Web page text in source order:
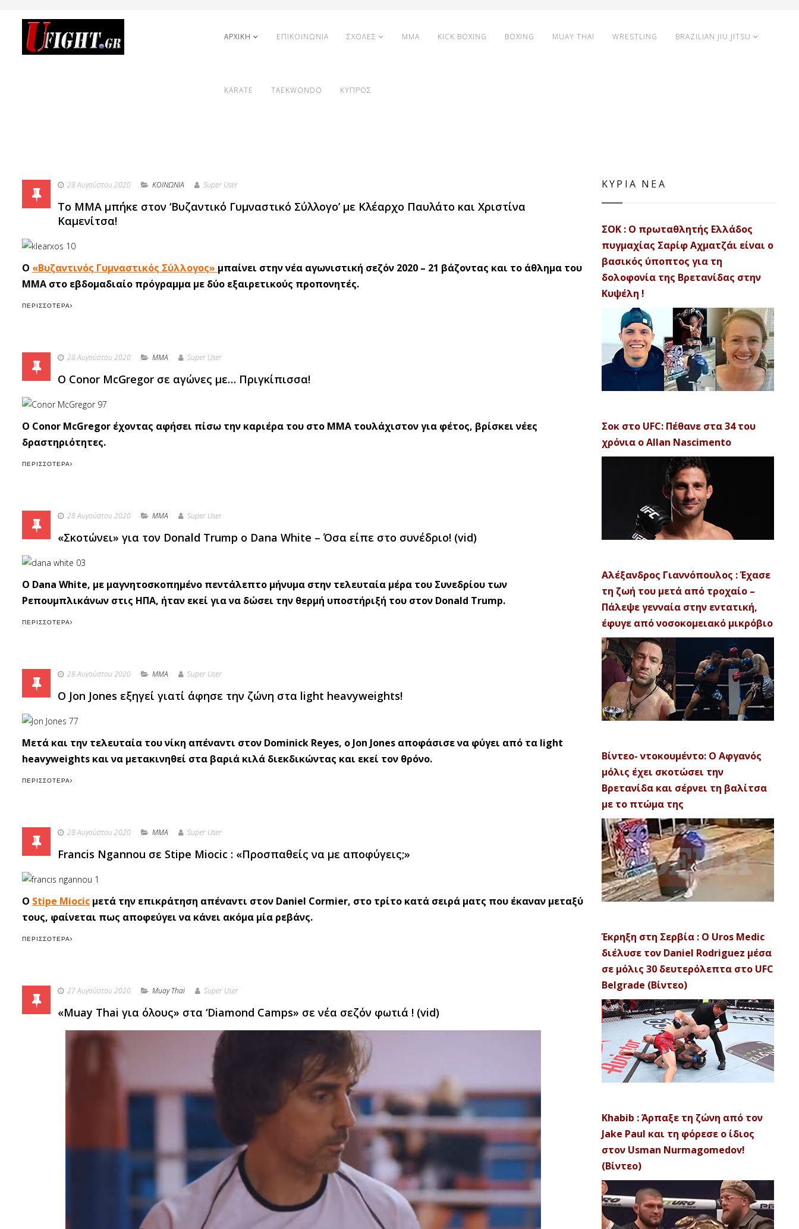
ΑΡΧΙΚΗ ΕΠΙΚΟΙΝΩΝΙΑ ΣΧΟΛΕΣ MMA KICK BOXING BOXING MUAY THAI WRESTLING BRAZILIAN JIU JITSU
KARATE TAEKWONDO ΚΥΠΡΟΣ
28 Αυγούστου 2020 ΚΟΙΝΩΝΙΑ Super User
Το ΜΜΑ μπήκε στον ‘Βυζαντικό Γυμναστικό Σύλλογο’ με Κλέαρχο Παυλάτο και Χριστίνα
Καμενίτσα!
Ο «Βυζαντινός Γυμναστικός Σύλλογος» μπαίνει στην νέα αγωνιστική σεζόν 2020 – 21 βάζοντας και το άθλημα του
ΜΜΑ στο εβδομαδιαίο πρόγραμμα με δύο εξαιρετικούς προπονητές.
ΠΕΡΙΣΣΌΤΕΡΑ
28 Αυγούστου 2020 MMA Super User
O Conor McGregor σε αγώνες με… Πριγκίπισσα!
Ο Conor McGregor έχοντας αφήσει πίσω την καριέρα του στο ΜΜΑ τουλάχιστον για φέτος, βρίσκει νέες
δραστηριότητες.
ΠΕΡΙΣΣΌΤΕΡΑ
28 Αυγούστου 2020 MMA Super User
«Σκοτώνει» για τον Donald Trump ο Dana White – Όσα είπε στο συνέδριο! (vid)
O Dana White, με μαγνητοσκοπημένο πεντάλεπτο μήνυμα στην τελευταία μέρα του Συνεδρίου των
Ρεπουμπλικάνων στις ΗΠΑ, ήταν εκεί για να δώσει την θερμή υποστήριξή του στον Donald Trump.
ΠΕΡΙΣΣΌΤΕΡΑ
28 Αυγούστου 2020 MMA Super User
Ο Jon Jones εξηγεί γιατί άφησε την ζώνη στα light heavyweights!
Μετά και την τελευταία του νίκη απέναντι στον Dominick Reyes, o Jon Jones αποφάσισε να φύγει από τα light
heavyweights και να μετακινηθεί στα βαριά κιλά διεκδικώντας και εκεί τον θρόνο.
ΠΕΡΙΣΣΌΤΕΡΑ
28 Αυγούστου 2020 MMA Super User
Francis Ngannou σε Stipe Miocic : «Προσπαθείς να με αποφύγεις;»
Ο Stipe Miocic μετά την επικράτηση απέναντι στον Daniel Cormier, στο τρίτο κατά σειρά ματς που έκαναν μεταξύ
τους, φαίνεται πως αποφεύγει να κάνει ακόμα μία ρεβάνς.
ΠΕΡΙΣΣΌΤΕΡΑ
27 Αυγούστου 2020 Muay Thai Super User
«Muay Thai για όλους» στα ‘Diamond Camps» σε νέα σεζόν φωτιά ! (vid)
ΚΥΡΙΑ ΝΕΑ
ΣΟΚ : Ο πρωταθλητής Ελλάδος
πυγμαχίας Σαρίφ Αχματζάι είναι ο
βασικός ύποπτος για τη
δολοφονία της Βρετανίδας στην
Κυψέλη !
Σοκ στο UFC: Πέθανε στα 34 του
χρόνια ο Allan Nascimento
Αλέξανδρος Γιαννόπουλος : Έχασε
τη ζωή του μετά από τροχαίο –
Πάλεψε γενναία στην εντατική,
έφυγε από νοσοκομειακό μικρόβιο
Βίντεο- ντοκουμέντο: Ο Αφγανός
μόλις έχει σκοτώσει την
Βρετανίδα και σέρνει τη βαλίτσα
με το πτώμα της
Έκρηξη στη Σερβία : Ο Uros Medic
διέλυσε τον Daniel Rodriguez μέσα
σε μόλις 30 δευτερόλεπτα στο UFC
Belgrade (Βίντεο)
Khabib : Άρπαξε τη ζώνη από τον
Jake Paul και τη φόρεσε ο ίδιος
στον Usman Nurmagomedov!
(Βίντεο)